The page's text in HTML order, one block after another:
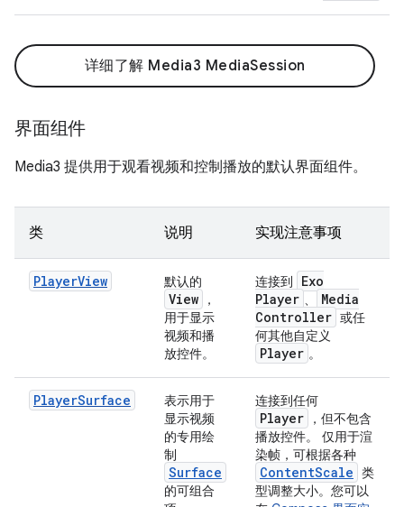
详细了解 Media3 MediaSession
界面组件
Media3 提供用于观看视频和控制播放的默认界面组件。
类 说明 实现注意事项
PlayerView 默认的
View
，
用于显示
视频和播
放控件。
连接到
Exo
Player 、
Media
Controller 或任
何其他自定义
Player 。
PlayerSurface
表示用于
显示视频
的专用绘
制
Surface
的可组合
连接到任何
Player
，但不包含
播放控件。 仅用于渲
染帧，可根据各种
ContentScale 类
型调整大小。您可以